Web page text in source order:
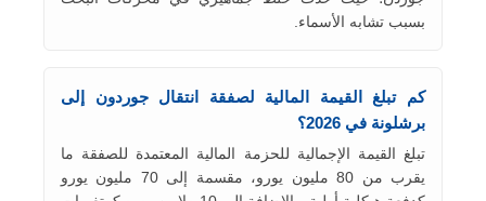
بسبب تشابه الأسماء.
كم تبلغ القيمة المالية لصفقة انتقال جوردون إلى
برشلونة في 2026؟
تبلغ القيمة الإجمالية للحزمة المالية المعتمدة للصفقة ما
يقرب من 80 مليون يورو، مقسمة إلى 70 مليون يورو